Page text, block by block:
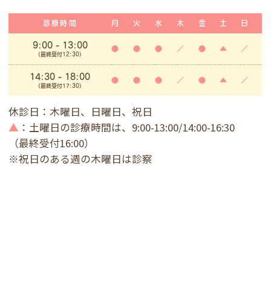
診療時間 月 火 水 木 金 土 日
9:00- 13:00
(最終受付12:30)
● ● ● ／ ● ▲ ／
14:30 - 18:00
(最終受付17:30)
● ● ● ／ ● ▲ ／
休診日：木曜日、日曜日、祝日
▲ ：土曜日の診療時間は、9:00-13:00/14:00-16:30
（最終受付16:00）
※祝日のある週の木曜日は診察